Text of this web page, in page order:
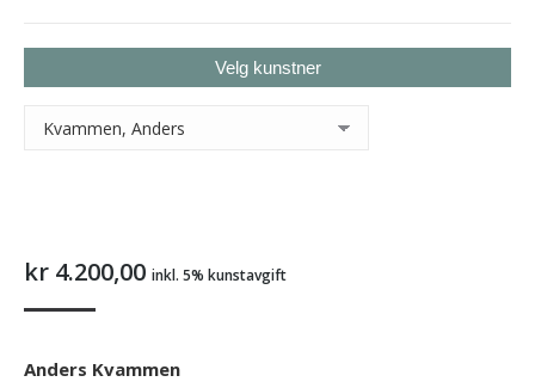
Velg kunstner
kr 4.200,00 inkl. 5% kunstavgift
Anders Kvammen